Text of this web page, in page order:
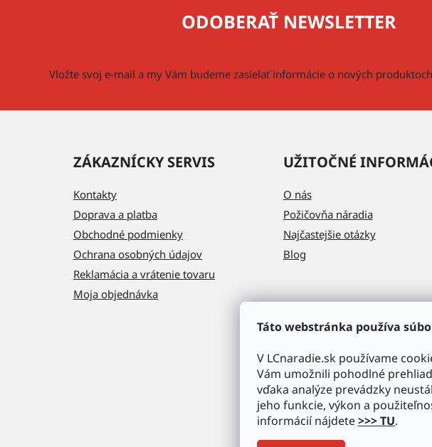
Táto webstránka používa
V LCnaradie.sk používame
Vám umožnili pohodlné
vďaka analýze prevádzky
jeho funkcie, výkon a
informácií nájdete>>> TU.
ODOBERAŤ NEWSLETTER
Vložte svoj e-mail a my Vám budeme zasielať informácie o nových
ZÁKAZNÍCKY SERVIS
Kontakty
Doprava a platba
Obchodné podmienky
Ochrana osobných údajov
Reklamácia a vrátenie tovaru
Moja objednávka
UŽITOČNÉ
O nás
Požičovňa náradia
Najčastejšie otázky
Blog